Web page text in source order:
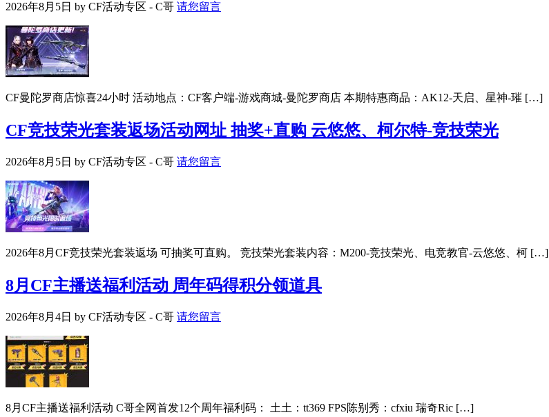
2026年8月5日 by CF活动专区 - C哥 请您留言
CF曼陀罗商店惊喜24小时 活动地点：CF客户端-游戏商城-曼陀罗商店 本期特惠商品：AK12-天启、星神-璀 […]
CF竞技荣光套装返场活动网址 抽奖+直购 云悠悠、柯尔特-竞技荣光
2026年8月5日 by CF活动专区 - C哥 请您留言
2026年8月CF竞技荣光套装返场 可抽奖可直购。 竞技荣光套装内容：M200-竞技荣光、电竞教官-云悠悠、柯 […]
8月CF主播送福利活动 周年码得积分领道具
2026年8月4日 by CF活动专区 - C哥 请您留言
8月CF主播送福利活动 C哥全网首发12个周年福利码： 土土：tt369 FPS陈别秀：cfxiu 瑞奇Ric […]